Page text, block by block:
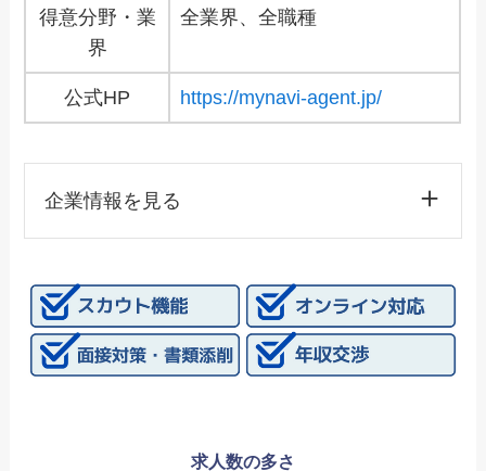
得意分野・業
界
全業界、全職種
公式HP https://mynavi-agent.jp/
企業情報を見る
求人数の多さ